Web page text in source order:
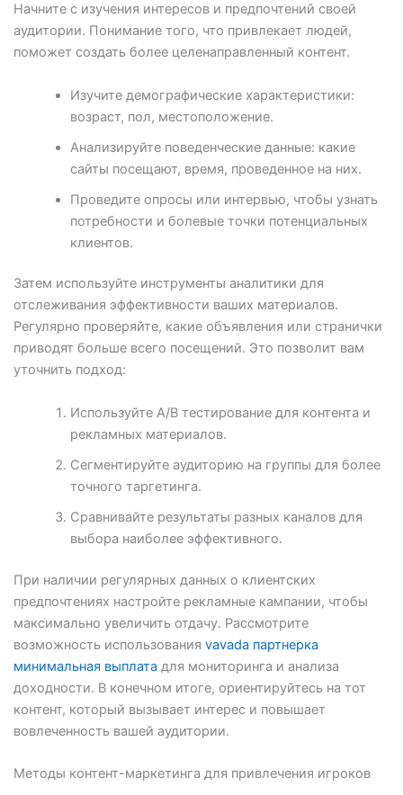
Начните с изучения интересов и предпочтений своей
аудитории. Понимание того, что привлекает людей,
поможет создать более целенаправленный контент.
Изучите демографические характеристики:
возраст, пол, местоположение.
Анализируйте поведенческие данные: какие
сайты посещают, время, проведенное на них.
Проведите опросы или интервью, чтобы узнать
потребности и болевые точки потенциальных
клиентов.
Затем используйте инструменты аналитики для
отслеживания эффективности ваших материалов.
Регулярно проверяйте, какие объявления или странички
приводят больше всего посещений. Это позволит вам
уточнить подход:
Используйте A/B тестирование для контента и
рекламных материалов.
Сегментируйте аудиторию на группы для более
точного таргетинга.
Сравнивайте результаты разных каналов для
выбора наиболее эффективного.
При наличии регулярных данных о клиентских
предпочтениях настройте рекламные кампании, чтобы
максимально увеличить отдачу. Рассмотрите
возможность использования vavada партнерка
минимальная выплата для мониторинга и анализа
доходности. В конечном итоге, ориентируйтесь на тот
контент, который вызывает интерес и повышает
вовлеченность вашей аудитории.
Методы контент-маркетинга для привлечения игроков